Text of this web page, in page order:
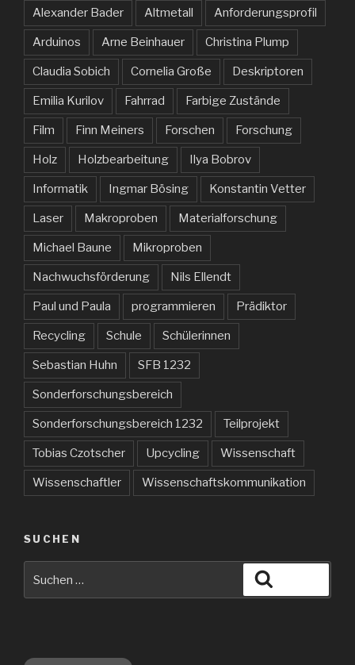
Alexander Bader Altmetall Anforderungsprofil
Arduinos Arne Beinhauer Christina Plump
Claudia Sobich Cornelia Große Deskriptoren
Emilia Kurilov Fahrrad Farbige Zustände
Film Finn Meiners Forschen Forschung
Holz Holzbearbeitung Ilya Bobrov
Informatik Ingmar Bösing Konstantin Vetter
Laser Makroproben Materialforschung
Michael Baune Mikroproben
Nachwuchsförderung Nils Ellendt
Paul und Paula programmieren Prädiktor
Recycling Schule Schülerinnen
Sebastian Huhn SFB 1232
Sonderforschungsbereich
Sonderforschungsbereich 1232 Teilprojekt
Tobias Czotscher Upcycling Wissenschaft
Wissenschaftler Wissenschaftskommunikation
SUCHEN
nach: